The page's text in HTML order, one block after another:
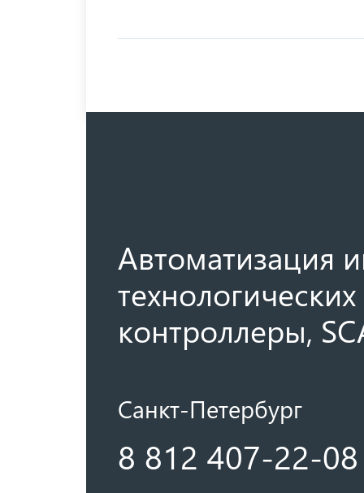
Автоматизация
контроллеры,
Санкт-Петербург
8 812 407-22-08